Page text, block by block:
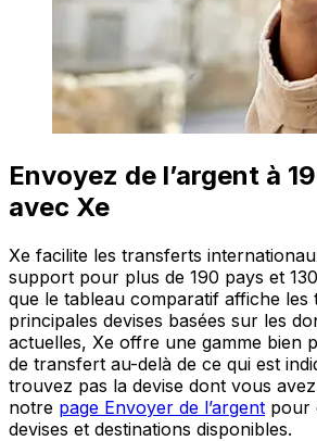
Envoyez de l’argent à
avec Xe
Xe facilite les transferts
support pour plus de 190 pays et
que le tableau comparatif affiche les
principales devises basées sur les
actuelles, Xe offre une gamme bien
de transfert au-delà de ce qui est
trouvez pas la devise dont vous
notre page Envoyer de l’argent pour
devises et destinations disponibles.